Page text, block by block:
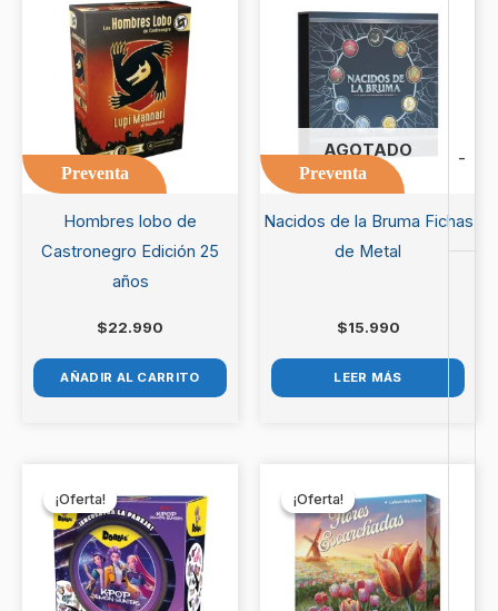
-
un Planeta”
Debesacceder para publicar una valoración.
Preventa
Hombres lobo de
Castronegro Edición 25
años
$22.990
AÑADIR AL CARRITO
Preventa
AGOTADO
Nacidos de la Bruma Fichas
de Metal
$15.990
LEER MÁS
¡Oferta!
¡Oferta!
original
era:
$16.990.
actual
es:
$15.990.
¡Oferta!
¡Oferta!
precio
original
era:
$27.990.
precio
actual
es:
$25.990.